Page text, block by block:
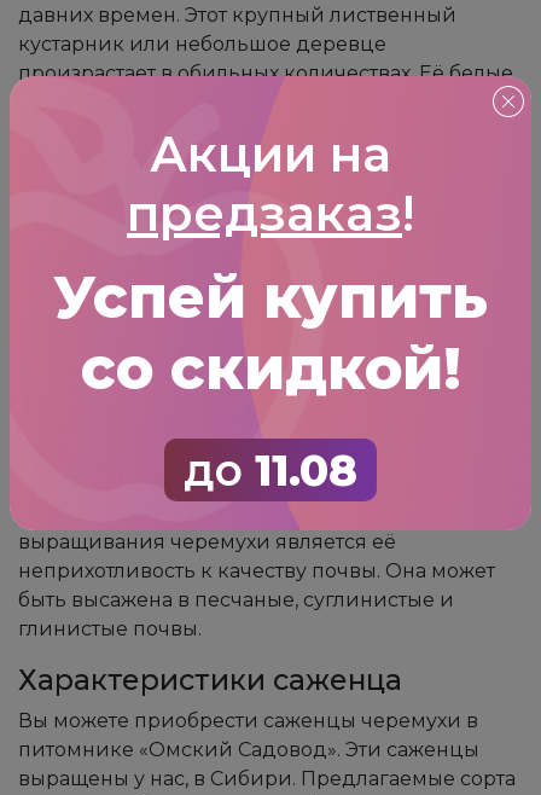
Акции на
предзаказ!
Успей купить
со скидкой!
до 11.08
давних времен. Этот крупный лиственный
кустарник или небольшое деревце
произрастает в обильных количествах. Её белые
кисти. Известны лечебные свойства черемухи, и
практически все её части используются в
заканчивая плодами и корой. Плоды содержат
глюкозу, фруктозу, яблочную и лимонную
кислоты, а также другие полезные вещества и
соединения. Среди разнообразия видов
черемухи есть те, которые широко
распространены и выращиваются.
Требования к посадке
Саженцы черемухи высаживают как весной, так
и осенью. Это морозостойкая культура и не
требует сложного ухода. Одним из преимуществ
выращивания черемухи является её
неприхотливость к качеству почвы. Она может
быть высажена в песчаные, суглинистые и
глинистые почвы.
Характеристики саженца
Вы можете приобрести саженцы черемухи в
питомнике «Омский Садовод». Эти саженцы
выращены у нас, в Сибири. Предлагаемые сорта